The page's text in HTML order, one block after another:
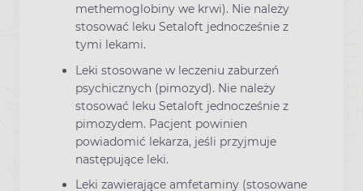
methemoglobiny we krwi). Nie należy
stosować leku Setaloft jednocześnie z
tymi lekami.
Leki stosowane w leczeniu zaburzeń
psychicznych (pimozyd). Nie należy
stosować leku Setaloft jednocześnie z
pimozydem. Pacjent powinien
powiadomić lekarza, jeśli przyjmuje
następujące leki.
Leki zawierające amfetaminy (stosowane